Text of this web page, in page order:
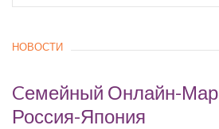
НОВОСТИ
Cемейный Онлайн-
Россия-Япония